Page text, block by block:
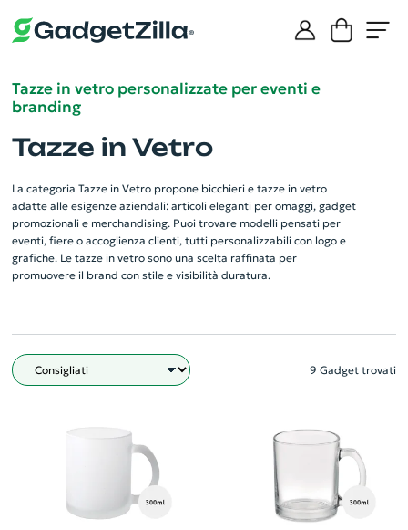
Tazze in vetro personalizzate per eventi e
branding
Tazze in Vetro
La categoria Tazze in Vetro propone bicchieri e tazze in vetro
adatte alle esigenze aziendali: articoli eleganti per omaggi, gadget
promozionali e merchandising. Puoi trovare modelli pensati per
eventi, fiere o accoglienza clienti, tutti personalizzabili con logo e
grafiche. Le tazze in vetro sono una scelta raffinata per
promuovere il brand con stile e visibilità duratura.
Filtro 9 Gadget trovati